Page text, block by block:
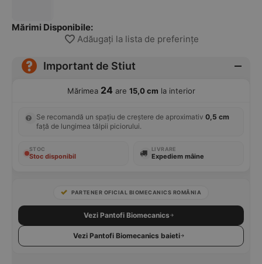
Mărimi Disponibile:
Adăugați la lista de preferințe
Important de Stiut
Mărimea 24 are 15,0 cm la interior
Se recomandă un spațiu de creștere de aproximativ 0,5 cm
față de lungimea tălpii piciorului.
STOC
Stoc disponibil
LIVRARE
Expediem mâine
PARTENER OFICIAL BIOMECANICS ROMÂNIA
Vezi Pantofi Biomecanics
Vezi Pantofi Biomecanics baieti